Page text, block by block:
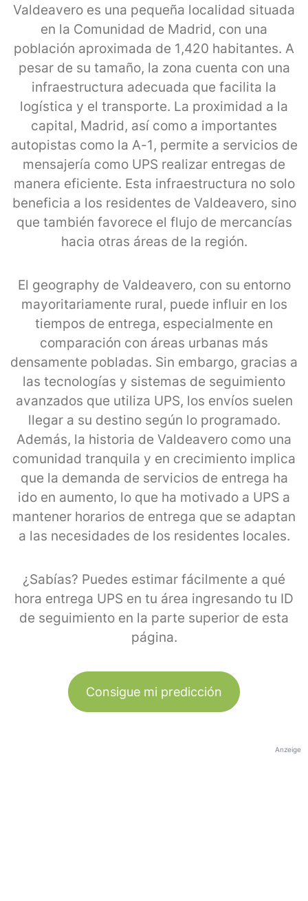
Valdeavero es una pequeña localidad situada
en la Comunidad de Madrid, con una
población aproximada de 1,420 habitantes. A
pesar de su tamaño, la zona cuenta con una
infraestructura adecuada que facilita la
logística y el transporte. La proximidad a la
capital, Madrid, así como a importantes
autopistas como la A-1, permite a servicios de
mensajería como UPS realizar entregas de
manera eficiente. Esta infraestructura no solo
beneficia a los residentes de Valdeavero, sino
que también favorece el flujo de mercancías
hacia otras áreas de la región.
El geography de Valdeavero, con su entorno
mayoritariamente rural, puede influir en los
tiempos de entrega, especialmente en
comparación con áreas urbanas más
densamente pobladas. Sin embargo, gracias a
las tecnologías y sistemas de seguimiento
avanzados que utiliza UPS, los envíos suelen
llegar a su destino según lo programado.
Además, la historia de Valdeavero como una
comunidad tranquila y en crecimiento implica
que la demanda de servicios de entrega ha
ido en aumento, lo que ha motivado a UPS a
mantener horarios de entrega que se adaptan
a las necesidades de los residentes locales.
¿Sabías? Puedes estimar fácilmente a qué
hora entrega UPS en tu área ingresando tu ID
de seguimiento en la parte superior de esta
página.
Consigue mi predicción
Anzeige